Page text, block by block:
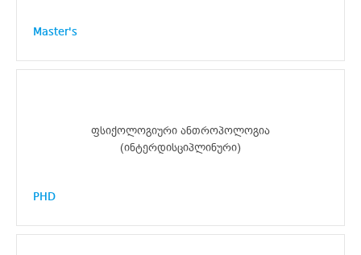
Master's
ფსიქოლოგიური ანთროპოლოგია
(ინტერდისციპლინური)
PHD